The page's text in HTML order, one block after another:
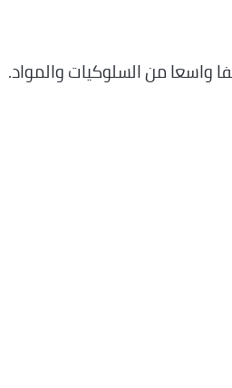
واسعا من السلوكيات والمواد.